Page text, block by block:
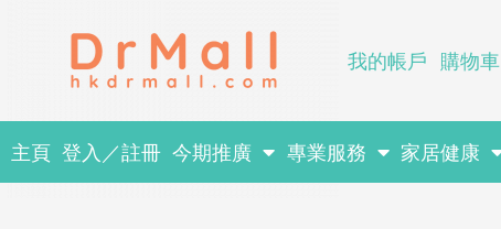
content
我的帳戶 購物車
主頁 登入／註冊 今期推廣 專業服務 家居健康